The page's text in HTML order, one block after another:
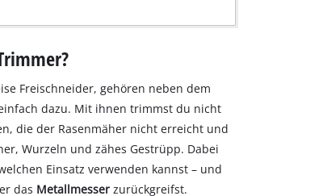
Freischneider, gehören neben dem
dazu. Mit ihnen trimmst du nicht
die der Rasenmäher nicht erreicht und
Wurzeln und zähes Gestrüpp. Dabei
Einsatz verwenden kannst – und
das Metallmesserzurückgreifst.